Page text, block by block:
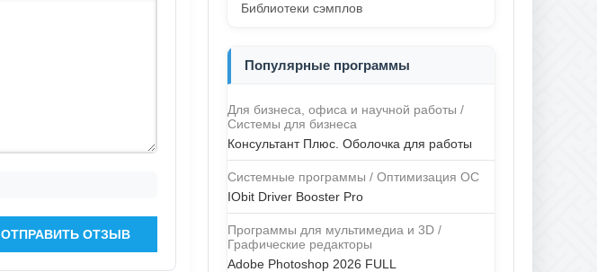
ОТПРАВИТЬ ОТЗЫВ
Библиотеки сэмплов
Популярные программы
Для бизнеса, офиса и научной работы /
Системы для бизнеса
Консультант Плюс. Оболочка для работы
Системные программы / Оптимизация ОС
IObit Driver Booster Pro
Программы для мультимедиа и 3D /
Графические редакторы
Adobe Photoshop 2026 FULL